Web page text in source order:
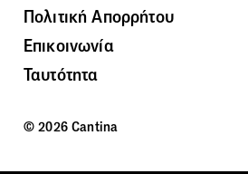
Πολιτική Απορρήτου
Επικοινωνία
Ταυτότητα
© 2026 Cantina